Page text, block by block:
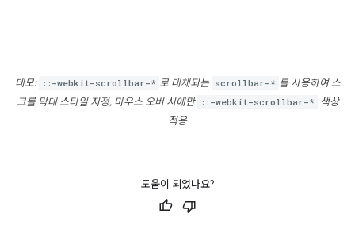
데모: ::-webkit-scrollbar-* 로 대체되는 scrollbar-* 를 사용하여 스
크롤 막대 스타일 지정, 마우스 오버 시에만 ::-webkit-scrollbar-*
색상
적용
도움이 되었나요?